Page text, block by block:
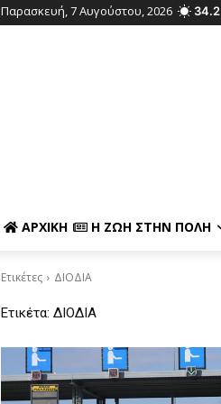
Παρασκευή, 7 Αυγούστου, 2026 34.2
ΑΡΧΙΚΉ Η ΖΩΉ ΣΤΗΝ ΠΌΛΗ
Ετικέτες ΔΙΟΔΙΑ
Ετικέτα: ΔΙΟΔΙΑ